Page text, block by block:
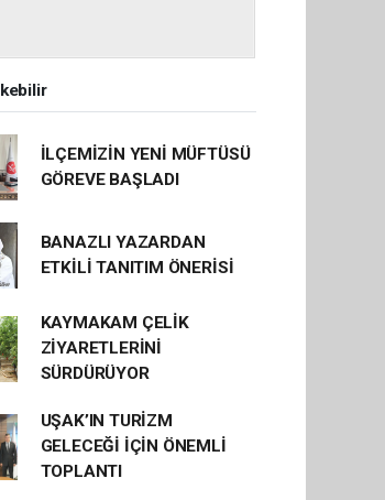
İLÇEMİZİN YENİ MÜFTÜSÜ
GÖREVE BAŞLADI
BANAZLI YAZARDAN
ETKİLİ TANITIM ÖNERİSİ
KAYMAKAM ÇELİK
ZİYARETLERİNİ
SÜRDÜRÜYOR
UŞAK’IN TURİZM
GELECEĞİ İÇİN ÖNEMLİ
TOPLANTI